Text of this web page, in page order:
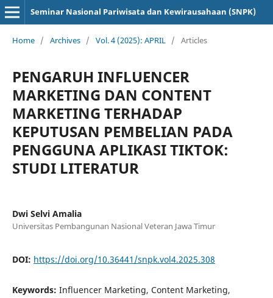
Seminar Nasional Pariwisata dan Kewirausahaan (SNPK)
Home / Archives / Vol. 4 (2025): APRIL / Articles
PENGARUH INFLUENCER
MARKETING DAN CONTENT
MARKETING TERHADAP
KEPUTUSAN PEMBELIAN PADA
PENGGUNA APLIKASI TIKTOK:
STUDI LITERATUR
Dwi Selvi Amalia
Universitas Pembangunan Nasional Veteran Jawa Timur
DOI: https://doi.org/10.36441/snpk.vol4.2025.308
Keywords: Influencer Marketing, Content Marketing,